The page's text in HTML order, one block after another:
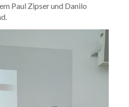
Paul Zipser und Danilo